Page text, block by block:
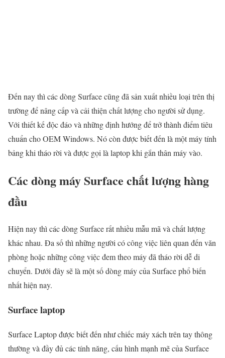
Đến nay thì các dòng Surface cũng đã sản xuất nhiều loại trên thị
trường để nâng cấp và cải thiện chất lượng cho người sử dụng.
Với thiết kế độc đáo và những định hướng để trở thành điểm tiêu
chuẩn cho OEM Windows. Nó còn được biết đến là một máy tính
bảng khi tháo rời và được gọi là laptop khi gắn thân máy vào.
Các dòng máy Surface chất lượng hàng
đầu
Hiện nay thì các dòng Surface rất nhiều mẫu mã và chất lượng
khác nhau. Đa số thì những người có công việc liên quan đến văn
phòng hoặc những công việc đem theo máy đã tháo rời dễ di
chuyển. Dưới đây sẽ là một số dòng máy của Surface phổ biến
nhất hiện nay.
Surface laptop
Surface Laptop được biết đến như chiếc máy xách trên tay thông
thường và đầy đủ các tính năng, cấu hình mạnh mẽ của Surface